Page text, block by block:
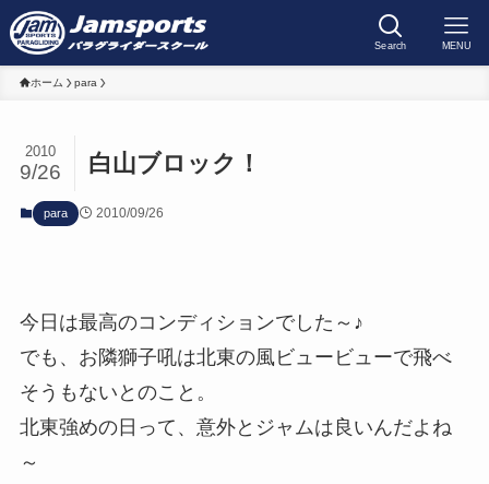
Search MENU
ホーム para
白山ブロック！
2010
9/26
para 2010/09/26
今日は最高のコンディションでした～♪
でも、お隣獅子吼は北東の風ビュービューで飛べ
そうもないとのこと。
北東強めの日って、意外とジャムは良いんだよね
～